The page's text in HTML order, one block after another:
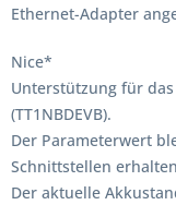
Ethernet-Adapter
Nice*
Unterstützung für
(TT1NBDEVB).
Der Parameterwert
Schnittstellen
Der aktuelle